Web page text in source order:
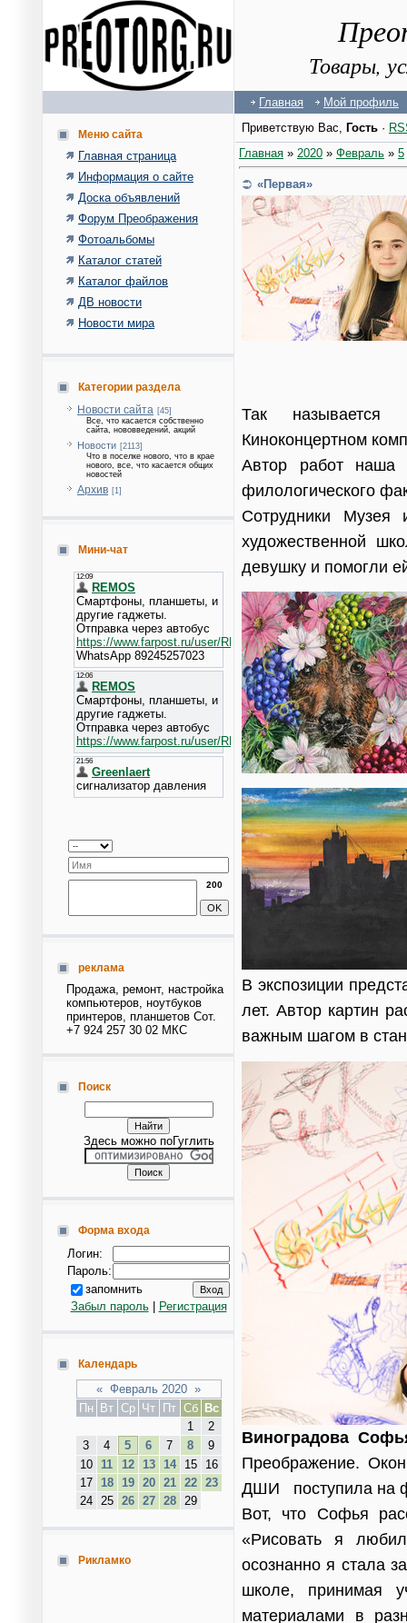
Товары,
Главная Мой профиль
Меню сайта
Главная страница
Информация о сайте
Доска объявлений
Форум Преображения
Фотоальбомы
Каталог статей
Каталог файлов
ДВ новости
Новости мира
Категории раздела
Новости сайта [45]
Все, что касается собственно
сайта, нововведений, акций
Новости [2113]
Что в поселке нового, что в крае
нового, все, что касается общих
новостей
Архив [1]
Мини-чат
200
реклама
Продажа, ремонт, настройка
компьютеров, ноутбуков
принтеров, планшетов Сот.
+7 924 257 30 02 МКС
Поиск
Здесь можно поГуглить
Форма входа
Логин:
Пароль:
запомнить
Забыл пароль| Регистрация
Календарь
« Февраль 2020 »
Пн
Вт Ср Чт Пт Сб
Вс
1
2
3
4 5 6 7 8
9
10
11 12 13 14 15
16
17
18 19 20 21 22
23
24
25 26 27 28 29
Рикламко
Приветствую Вас, Гость ·
Главная » 2020 » Февраль » 5
«Первая»
Так называется
Киноконцертном
Автор работ наша
филологического
Сотрудники
художественной
девушку и помогли
В экспозиции
лет. Автор картин
важным шагом в
Виноградова
Преображение.
ДШИ поступила на
Вот, что Софья
«Рисовать я
осознанно я стала
школе, принимая
материалами в